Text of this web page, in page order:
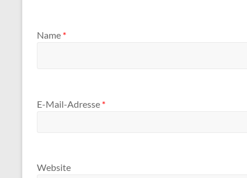
Name *
E-Mail-Adresse *
Website